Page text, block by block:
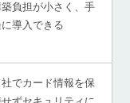
負担が小さく、手
導入できる
社でカード情報を保